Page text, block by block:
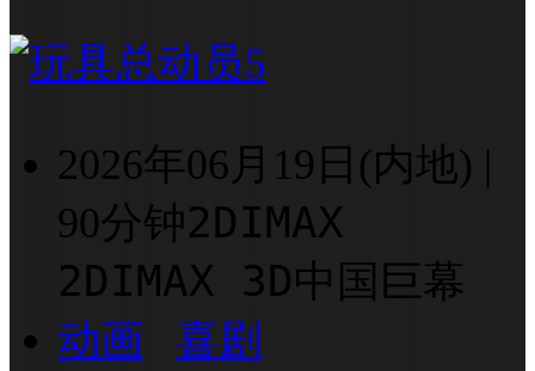
2026年06月19日(内地) |
90分钟2DIMAX
2DIMAX 3D中国巨幕
动画
喜剧